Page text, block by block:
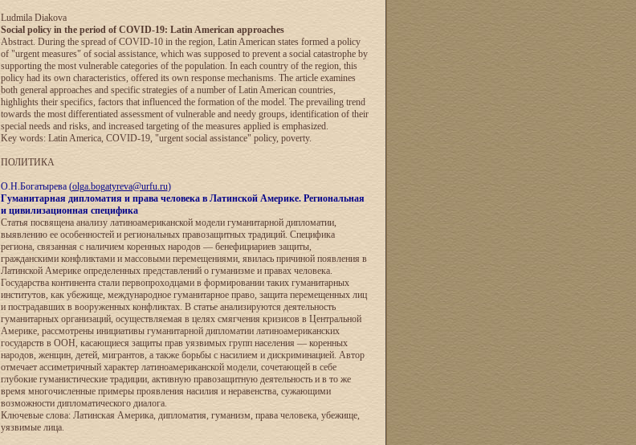
Ludmila Diakova
Social policy in the period of COVID-19: Latin American approaches
Abstract. During the spread of COVID-10 in the region, Latin American states formed a policy
of "urgent measures" of social assistance, which was supposed to prevent a social catastrophe by
supporting the most vulnerable categories of the population. In each country of the region, this
policy had its own characteristics, offered its own response mechanisms. The article examines
both general approaches and specific strategies of a number of Latin American countries,
highlights their specifics, factors that influenced the formation of the model. The prevailing trend
towards the most differentiated assessment of vulnerable and needy groups, identification of their
special needs and risks, and increased targeting of the measures applied is emphasized.
Key words: Latin America, COVID-19, "urgent social assistance" policy, poverty.
ПОЛИТИКА
О.Н.Богатырева (olga.bogatyreva@urfu.ru)
Гуманитарная дипломатия и права человека в Латинской Америке. Региональная
и цивилизационная специфика
Статья посвящена анализу латиноамериканской модели гуманитарной дипломатии,
выявлению ее особенностей и региональных правозащитных традиций. Специфика
региона, связанная с наличием коренных народов — бенефициариев защиты,
гражданскими конфликтами и массовыми перемещениями, явилась причиной появления в
Латинской Америке определенных представлений о гуманизме и правах человека.
Государства континента стали первопроходцами в формировании таких гуманитарных
институтов, как убежище, международное гуманитарное право, защита перемещенных лиц
и пострадавших в вооруженных конфликтах. В статье анализируются деятельность
гуманитарных организаций, осуществляемая в целях смягчения кризисов в Центральной
Америке, рассмотрены инициативы гуманитарной дипломатии латиноамериканских
государств в ООН, касающиеся защиты прав уязвимых групп населения — коренных
народов, женщин, детей, мигрантов, а также борьбы с насилием и дискриминацией. Автор
отмечает ассиметричный характер латиноамериканской модели, сочетающей в себе
глубокие гуманистические традиции, активную правозащитную деятельность и в то же
время многочисленные примеры проявления насилия и неравенства, сужающими
возможности дипломатического диалога.
Ключевые слова: Латинская Америка, дипломатия, гуманизм, права человека, убежище,
уязвимые лица.